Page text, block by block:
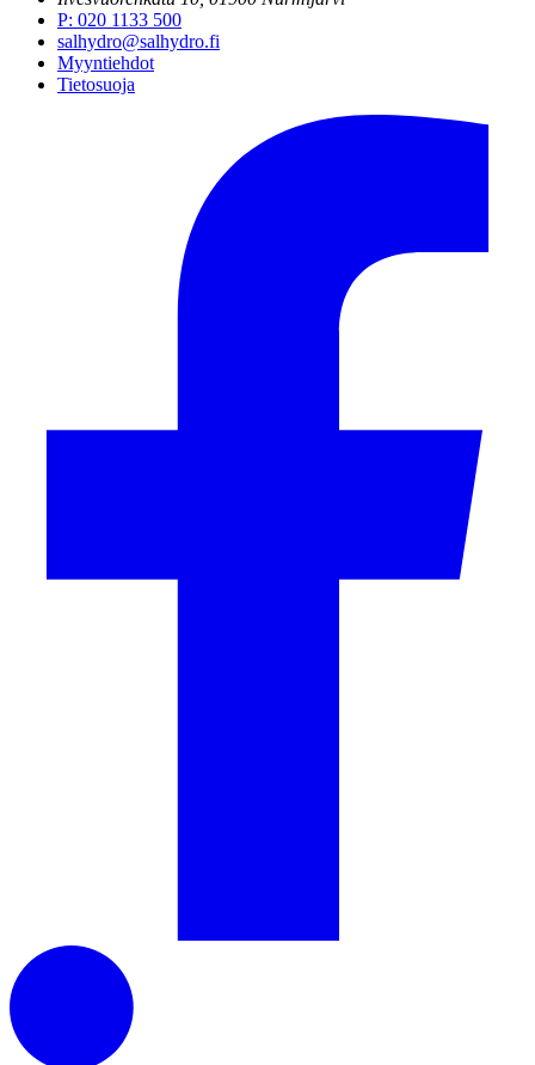
P: 020 1133 500
salhydro@salhydro.fi
Myyntiehdot
Tietosuoja